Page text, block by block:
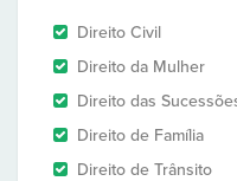
Direito Civil
Direito da Mulher
Direito das
Direito de Família
Direito de Trânsito